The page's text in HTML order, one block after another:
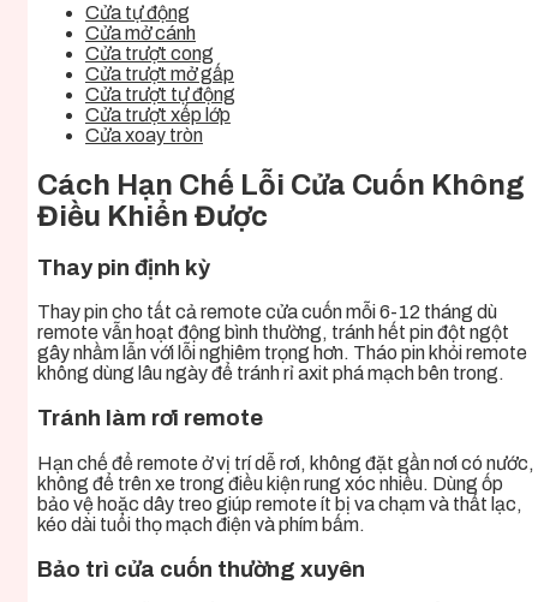
Cửa tự động
Cửa mở cánh
Cửa trượt cong
Cửa trượt mở gấp
Cửa trượt tự động
Cửa trượt xếp lớp
Cửa xoay tròn
Cách Hạn Chế Lỗi Cửa Cuốn Không
Điều Khiển Được
Thay pin định kỳ
Thay pin cho tất cả remote cửa cuốn mỗi 6-12 tháng dù
remote vẫn hoạt động bình thường, tránh hết pin đột ngột
gây nhầm lẫn với lỗi nghiêm trọng hơn. Tháo pin khỏi remote
không dùng lâu ngày để tránh rỉ axit phá mạch bên trong.
Tránh làm rơi remote
Hạn chế để remote ở vị trí dễ rơi, không đặt gần nơi có nước,
không để trên xe trong điều kiện rung xóc nhiều. Dùng ốp
bảo vệ hoặc dây treo giúp remote ít bị va chạm và thất lạc,
kéo dài tuổi thọ mạch điện và phím bấm.
Bảo trì cửa cuốn thường xuyên